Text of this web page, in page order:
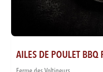
AILES DE POULET BBQ